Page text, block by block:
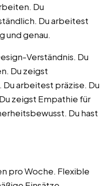
Du
Du arbeitest
und genau.
Verständnis. Du
Du zeigst
arbeitest präzise. Du
zeigst Empathie für
Du hast
pro Woche. Flexible